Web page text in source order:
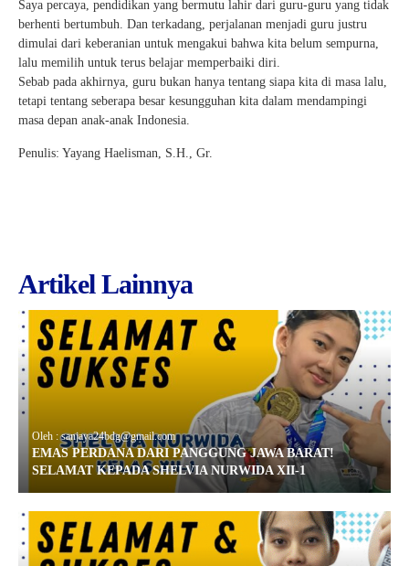
Saya percaya, pendidikan yang bermutu lahir dari guru-guru yang tidak
berhenti bertumbuh. Dan terkadang, perjalanan menjadi guru justru
dimulai dari keberanian untuk mengakui bahwa kita belum sempurna,
lalu memilih untuk terus belajar memperbaiki diri.
Sebab pada akhirnya, guru bukan hanya tentang siapa kita di masa lalu,
tetapi tentang seberapa besar kesungguhan kita dalam mendampingi
masa depan anak-anak Indonesia.
Penulis: Yayang Haelisman, S.H., Gr.
Artikel Lainnya
Oleh : sanjaya24bdg@gmail.com
EMAS PERDANA DARI PANGGUNG JAWA BARAT!
SELAMAT KEPADA SHELVIA NURWIDA XII-1